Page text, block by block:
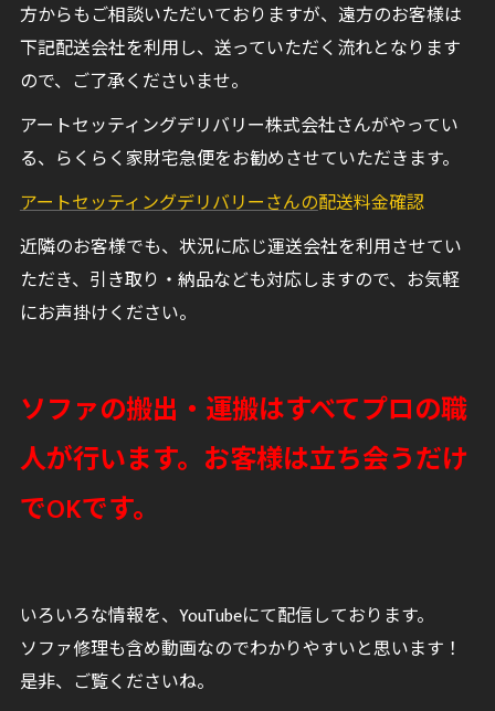
方からもご相談いただいておりますが、遠方のお客様は
下記配送会社を利用し、送っていただく流れとなります
ので、ご了承くださいませ。
アートセッティングデリバリー株式会社さんがやってい
る、らくらく家財宅急便をお勧めさせていただきます。
アートセッティングデリバリーさんの配送料金確認
近隣のお客様でも、状況に応じ運送会社を利用させてい
ただき、引き取り・納品なども対応しますので、お気軽
にお声掛けください。
ソファの搬出・運搬はすべてプロの職
人が行います。お客様は立ち会うだけ
でOKです。
いろいろな情報を、YouTubeにて配信しております。
ソファ修理も含め動画なのでわかりやすいと思います！
是非、ご覧くださいね。